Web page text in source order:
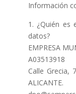
Información
1. ¿Quién es
datos?
EMPRESA
A03513918
Calle Grecia,
ALICANTE.